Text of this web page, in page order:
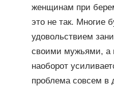
женщинам при
это не так. Многие
удовольствием
своими мужьями, а
наоборот
проблема совсем в